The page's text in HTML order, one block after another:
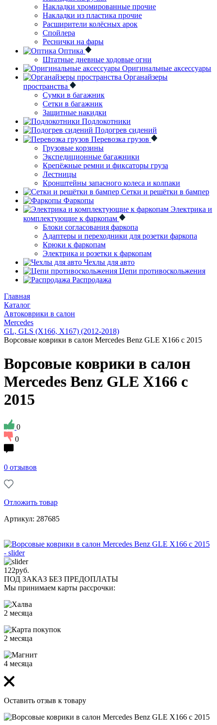
Накладки хромированные прочие
Накладки из пластика прочие
Расширители колёсных арок
Спойлера
Реснички на фары
Оптика
Штатные дневные ходовые огни
Оригинальные аксессуары
Органайзеры
пространства
Сумки в багажник
Сетки в багажник
Защитные накидки
Подлокотники
Подогрев сидений
Перевозка грузов
Грузовые корзины
Экспедиционные багажники
Крепёжные ремни и фиксаторы груза
Лестницы
Кронштейны запасного колеса и колпаки
Сетки и решётки в бампер
Фаркопы
Электрика и
комплектующие к фаркопам
Блоки согласования фаркопа
Адаптеры и переходники для розетки фаркопа
Крюки к фаркопам
Электрика и розетки к фаркопам
Чехлы для авто
Цепи противоскольжения
Распродажа
Главная
Каталог
Автоковрики в салон
Mercedes
GL, GLS (X166, X167) (2012-2018)
Ворсовые коврики в салон Mercedes Benz GLE X166 с 2015
Ворсовые коврики в салон
Mercedes Benz GLE X166 с
2015
0
0
0 отзывов
Отложить товар
Артикул: 287685
122руб.
ПОД ЗАКАЗ БЕЗ ПРЕДОПЛАТЫ
Мы принимаем карты рассрочки:
2 месяца
2 месяца
4 месяца
Оставить отзыв к товару